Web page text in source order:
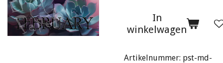
In
winkelwagen
Artikelnummer: pst-md-